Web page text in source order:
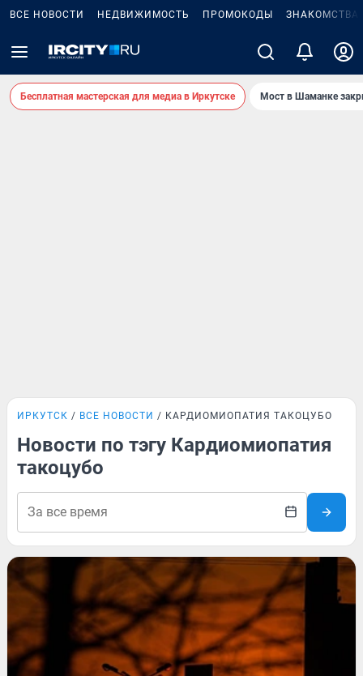
ВСЕ НОВОСТИ НЕДВИЖИМОСТЬ ПРОМОКОДЫ ЗНАКОМСТВА
Бесплатная мастерская для медиа в Иркутске Мост в Шаманке
ИРКУТСК ВСЕ НОВОСТИ КАРДИОМИОПАТИЯ ТАКОЦУБО
Новости по тэгу Кардиомиопатия
такоцубо